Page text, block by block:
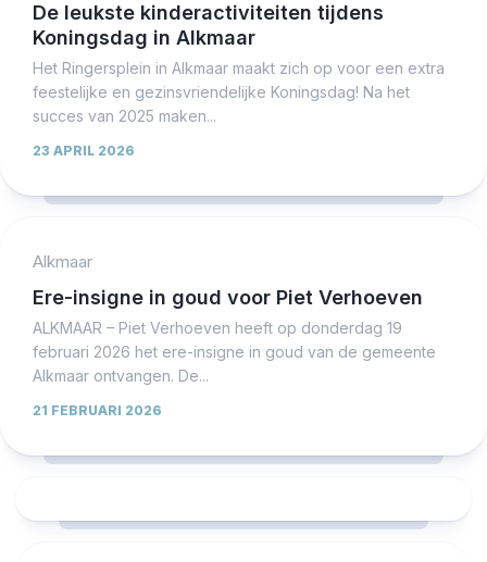
De leukste kinderactiviteiten tijdens
Koningsdag in Alkmaar
Het Ringersplein in Alkmaar maakt zich op voor een extra
feestelijke en gezinsvriendelijke Koningsdag! Na het
succes van 2025 maken...
23 APRIL 2026
Alkmaar
Ere-insigne in goud voor Piet Verhoeven
ALKMAAR – Piet Verhoeven heeft op donderdag 19
februari 2026 het ere-insigne in goud van de gemeente
Alkmaar ontvangen. De...
21 FEBRUARI 2026